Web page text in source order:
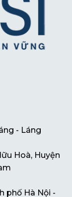
- Láng
Hoà, Huyện
phố Hà Nội -